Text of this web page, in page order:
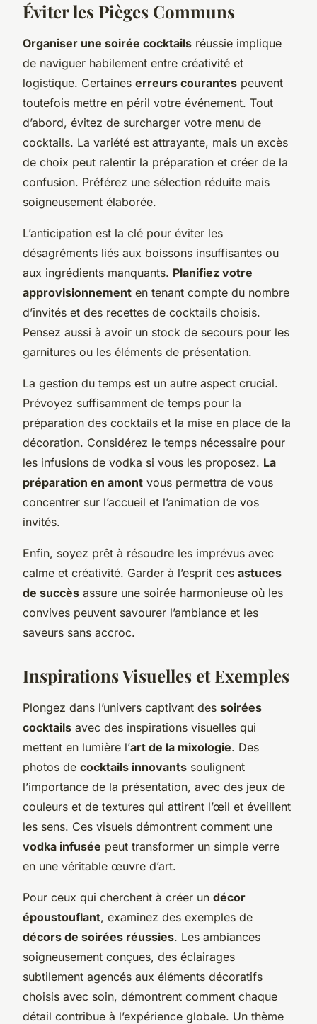
Éviter les Pièges Communs
Organiser une soirée cocktails réussie implique
de naviguer habilement entre créativité et
logistique. Certaines erreurs courantes peuvent
toutefois mettre en péril votre événement. Tout
d’abord, évitez de surcharger votre menu de
cocktails. La variété est attrayante, mais un excès
de choix peut ralentir la préparation et créer de la
confusion. Préférez une sélection réduite mais
soigneusement élaborée.
L’anticipation est la clé pour éviter les
désagréments liés aux boissons insuffisantes ou
aux ingrédients manquants. Planifiez votre
approvisionnement en tenant compte du nombre
d’invités et des recettes de cocktails choisis.
Pensez aussi à avoir un stock de secours pour les
garnitures ou les éléments de présentation.
La gestion du temps est un autre aspect crucial.
Prévoyez suffisamment de temps pour la
préparation des cocktails et la mise en place de la
décoration. Considérez le temps nécessaire pour
les infusions de vodka si vous les proposez. La
préparation en amont vous permettra de vous
concentrer sur l’accueil et l’animation de vos
invités.
Enfin, soyez prêt à résoudre les imprévus avec
calme et créativité. Garder à l’esprit ces astuces
de succès assure une soirée harmonieuse où les
convives peuvent savourer l’ambiance et les
saveurs sans accroc.
Inspirations Visuelles et Exemples
Plongez dans l’univers captivant des soirées
cocktails avec des inspirations visuelles qui
mettent en lumière l’art de la mixologie. Des
photos de cocktails innovants soulignent
l’importance de la présentation, avec des jeux de
couleurs et de textures qui attirent l’œil et éveillent
les sens. Ces visuels démontrent comment une
vodka infusée peut transformer un simple verre
en une véritable œuvre d’art.
Pour ceux qui cherchent à créer un décor
époustouflant, examinez des exemples de
décors de soirées réussies. Les ambiances
soigneusement conçues, des éclairages
subtilement agencés aux éléments décoratifs
choisis avec soin, démontrent comment chaque
détail contribue à l’expérience globale. Un thème